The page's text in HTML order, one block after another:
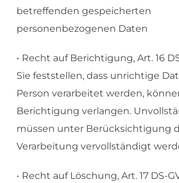
betreffenden gespeicherten
personenbezogenen Daten
• Recht auf Berichtigung, Art. 16
Sie feststellen, dass unrichtige
Person verarbeitet werden,
Berichtigung verlangen.
müssen unter Berücksichtigung
Verarbeitung vervollständigt
• Recht auf Löschung, Art. 17 DS-